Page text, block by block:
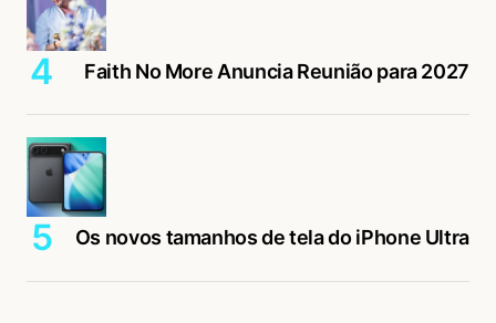
Faith No More Anuncia Reunião para 2027
Os novos tamanhos de tela do iPhone Ultra